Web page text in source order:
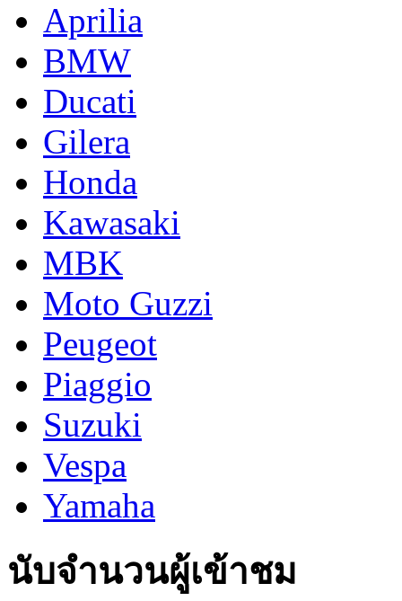
Aprilia
BMW
Ducati
Gilera
Honda
Kawasaki
MBK
Moto Guzzi
Peugeot
Piaggio
Suzuki
Vespa
Yamaha
นับจำนวนผู้เข้าชม